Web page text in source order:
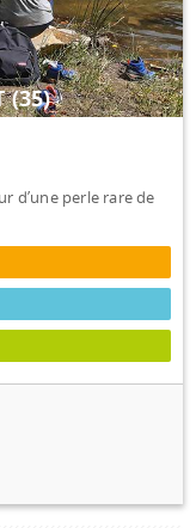
(35)
d’une perle rare de